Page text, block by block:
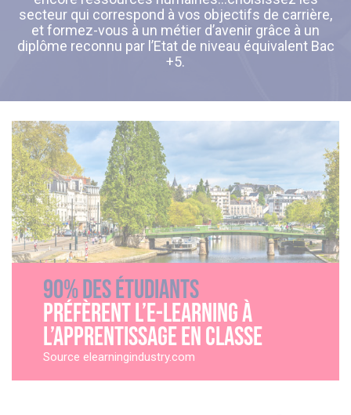
secteur qui correspond à vos objectifs de carrière,
et formez-vous à un métier d’avenir grâce à un
diplôme reconnu par l’Etat de niveau équivalent Bac
+5.
90% des étudiants
préfèrent l’e-learning à
l’apprentissage en classe
Source elearningindustry.com